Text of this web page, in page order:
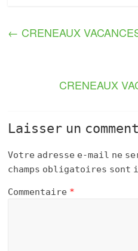
← CRENEAUX
CRENEAUX
Laisser un
Votre adresse e-mail ne
champs obligatoires sont
Commentaire *